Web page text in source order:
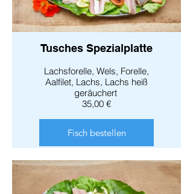
Tusches Spezialplatte
Lachsforelle, Wels, Forelle,
Aalfilet, Lachs, Lachs heiß
geräuchert
35,00 €
Fisch bestellen